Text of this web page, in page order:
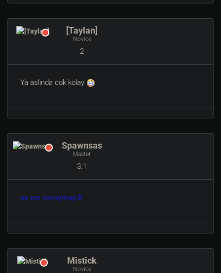
[Taylan]
Novice
2
Ya aslında cok kolay
Spawnsas
Master
3.1
ne zor soruymuş:D
Mistick
Novice